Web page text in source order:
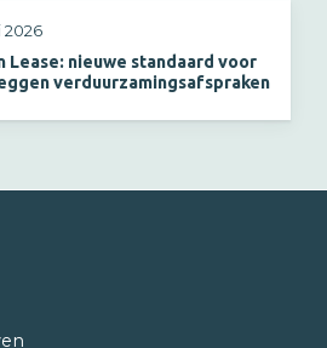
Lease: nieuwe standaard voor
verduurzamingsafspraken
2026